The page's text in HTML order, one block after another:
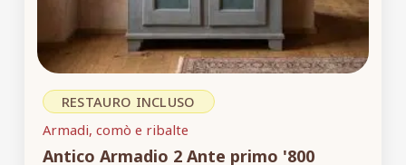
RESTAURO INCLUSO
Armadi, comò e ribalte
Antico Armadio 2 Ante primo '800